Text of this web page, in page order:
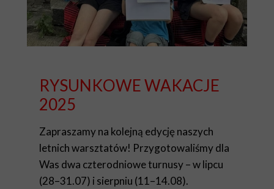
Article header
RYSUNKOWE WAKACJE
2025
Zapraszamy na kolejną edycję naszych
letnich warsztatów! Przygotowaliśmy dla
Was dwa czterodniowe turnusy – w lipcu
(28–31.07) i sierpniu (11–14.08).